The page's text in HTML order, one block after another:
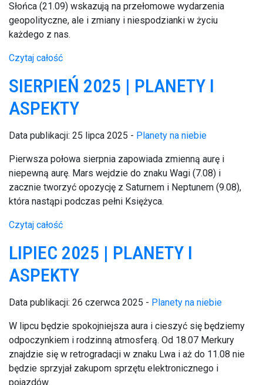
Słońca (21.09) wskazują na przełomowe wydarzenia
geopolityczne, ale i zmiany i niespodzianki w życiu
każdego z nas.
Czytaj całość
SIERPIEŃ 2025 | PLANETY I
ASPEKTY
Data publikacji: 25 lipca 2025 - Planety na niebie
Pierwsza połowa sierpnia zapowiada zmienną aurę i
niepewną aurę. Mars wejdzie do znaku Wagi (7.08) i
zacznie tworzyć opozycję z Saturnem i Neptunem (9.08),
która nastąpi podczas pełni Księżyca.
Czytaj całość
LIPIEC 2025 | PLANETY I
ASPEKTY
Data publikacji: 26 czerwca 2025 - Planety na niebie
W lipcu będzie spokojniejsza aura i cieszyć się będziemy
odpoczynkiem i rodzinną atmosferą. Od 18.07 Merkury
znajdzie się w retrogradacji w znaku Lwa i aż do 11.08 nie
będzie sprzyjał zakupom sprzętu elektronicznego i
pojazdów.